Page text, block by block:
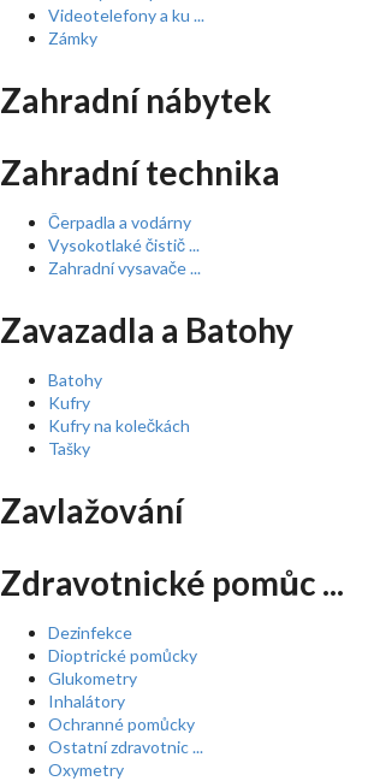
Videotelefony a ku ...
Zámky
Zahradní nábytek
Zahradní technika
Čerpadla a vodárny
Vysokotlaké čistič ...
Zahradní vysavače ...
Zavazadla a Batohy
Batohy
Kufry
Kufry na kolečkách
Tašky
Zavlažování
Zdravotnické pomůc ...
Dezinfekce
Dioptrické pomůcky
Glukometry
Inhalátory
Ochranné pomůcky
Ostatní zdravotnic ...
Oxymetry